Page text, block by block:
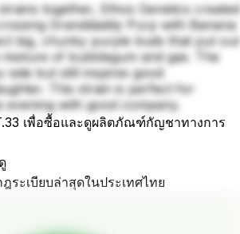
together, Ethos Genetics created
Granddaddy Purp with Banana
big, chunky purple buds that put out
of bubblegum and gas. The
side but still inspires good
This strain is perfect for
evening with good company.
เพื่อซื้อและดูผลิตภัณฑ์กัญชาทางการ
ระเบียบล่าสุดในประเทศไทย